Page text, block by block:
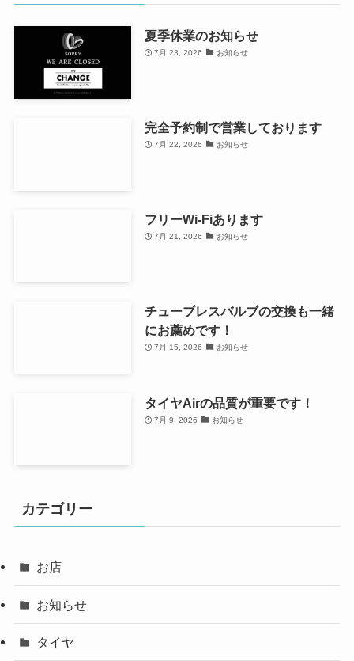
夏季休業のお知らせ
7月 23, 2026 お知らせ
完全予約制で営業しております
7月 22, 2026 お知らせ
フリーWi-Fiあります
7月 21, 2026 お知らせ
チューブレスバルブの交換も一緒
にお薦めです！
7月 15, 2026 お知らせ
タイヤAirの品質が重要です！
7月 9, 2026 お知らせ
カテゴリー
お店
お知らせ
タイヤ